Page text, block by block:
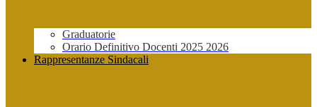
Graduatorie
Orario Definitivo Docenti 2025 2026
Rappresentanze Sindacali